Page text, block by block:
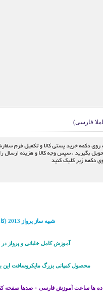
شبیه ساز پرواز 2013 (کاملا فارسی)
آموزش کامل خلبانی و پرواز
محصول کمپانی بزرگ مایکروسافت این
ده ها ساعت آموزش فارسی + صدها صفحه